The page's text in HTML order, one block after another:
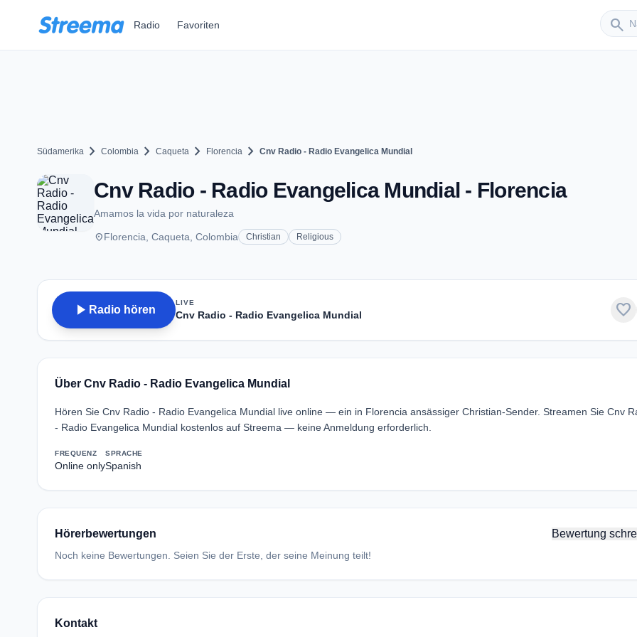
Radio Favoriten search
Sender
Südamerika chevron_right Colombia chevron_right Caqueta chevron_right Florencia chevron_right Cnv Radio - Radio Evangelica Mundial
Cnv Radio - Radio Evangelica Mundial - Florencia
Amamos la vida por naturaleza
placeFlorencia, Caqueta, Colombia Christian Religious
play_arrow Radio hören
LIVE
Cnv Radio - Radio Evangelica Mundial favorite
Über Cnv Radio - Radio Evangelica Mundial
Hören Sie Cnv Radio - Radio Evangelica Mundial live online — ein in Florencia ansässiger Christian-Sender. Streamen Sie Cnv
- Radio Evangelica Mundial kostenlos auf Streema — keine Anmeldung erforderlich.
FREQUENZ
Online only
SPRACHE
Spanish
Hörerbewertungen Bewertung
Noch keine Bewertungen. Seien Sie der Erste, der seine Meinung teilt!
Kontakt